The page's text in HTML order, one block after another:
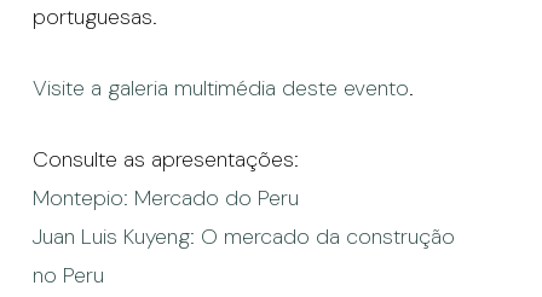
portuguesas.
Visite a galeria multimédia deste evento.
Consulte as apresentações:
Montepio: Mercado do Peru
Juan Luis Kuyeng: O mercado da construção
no Peru